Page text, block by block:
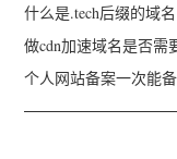
什么是.tech后缀的域
做cdn加速域名是否需
个人网站备案一次能